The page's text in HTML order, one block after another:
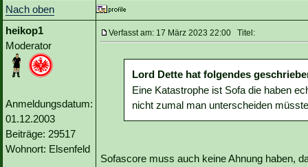
Nach oben
heikop1
Moderator
Anmeldungsdatum:
01.12.2003
Beiträge: 29517
Wohnort: Elsenfeld
Verfasst am: 17 März 2023 22:00 Titel:
Lord Dette hat folgendes
Eine Katastrophe ist Sofa die haben
nicht zumal man unterscheiden
Sofascore muss auch keine Ahnung haben,